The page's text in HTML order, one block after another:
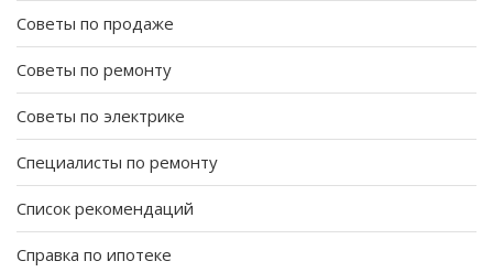
Советы по продаже
Советы по ремонту
Советы по электрике
Специалисты по ремонту
Список рекомендаций
Справка по ипотеке